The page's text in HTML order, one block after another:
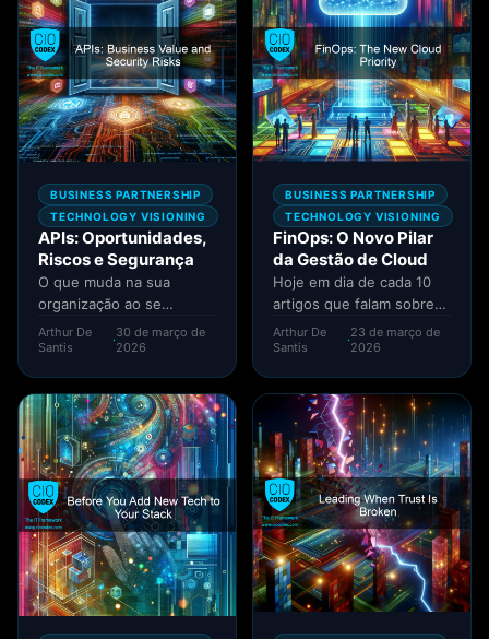
BUSINESS PARTNERSHIP
TECHNOLOGY VISIONING
APIs: Oportunidades,
Riscos e Segurança
O que muda na sua
organização ao se
apostar em APIs? Em
primeiro lugar, será que...
Arthur De
Santis
·30 de março de
2026
BUSINESS PARTNERSHIP
TECHNOLOGY VISIONING
FinOps: O Novo Pilar
da Gestão de Cloud
Hoje em dia de cada 10
artigos que falam sobre
Cloud, acho que entre 6
ou...
Arthur De
Santis
·23 de março de
2026